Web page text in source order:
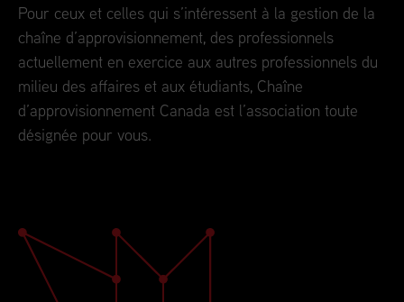
Pour ceux et celles qui s’intéressent à la gestion de la
chaîne d’approvisionnement, des professionnels
actuellement en exercice aux autres professionnels du
milieu des affaires et aux étudiants, Chaîne
d’approvisionnement Canada est l’association toute
désignée pour vous.